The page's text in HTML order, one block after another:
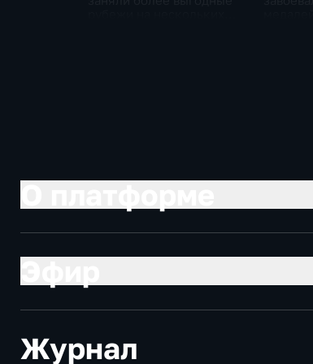
Журнал